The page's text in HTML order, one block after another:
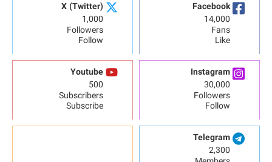
Facebook
14,000
Fans
Like
X (Twitter)
1,000
Followers
Follow
Instagram
30,000
Followers
Follow
Youtube
500
Subscribers
Subscribe
Telegram
2,300